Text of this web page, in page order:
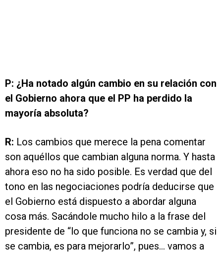
P: ¿Ha notado algún cambio en su relación con
el Gobierno ahora que el PP ha perdido la
mayoría absoluta?
R: Los cambios que merece la pena comentar
son aquéllos que cambian alguna norma. Y hasta
ahora eso no ha sido posible. Es verdad que del
tono en las negociaciones podría deducirse que
el Gobierno está dispuesto a abordar alguna
cosa más. Sacándole mucho hilo a la frase del
presidente de “lo que funciona no se cambia y, si
se cambia, es para mejorarlo”, pues… vamos a